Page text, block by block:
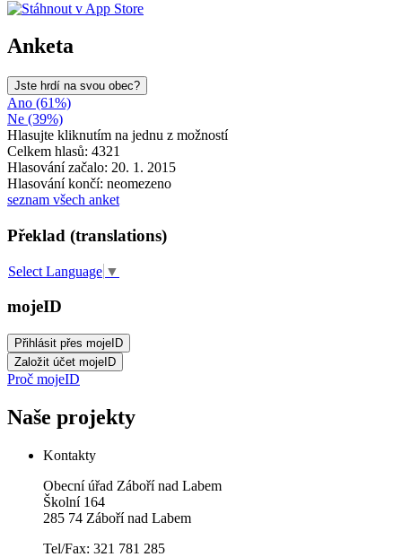
Anketa
Jste hrdí na svou obec?
Ano (61%)
Ne (39%)
Hlasujte kliknutím na jednu z možností
Celkem hlasů: 4321
Hlasování začalo: 20. 1. 2015
Hlasování končí: neomezeno
seznam všech anket
Překlad (translations)
Select Language ▼
mojeID
Proč mojeID
Naše projekty
Kontakty
Obecní úřad Záboří nad Labem
Školní 164
285 74 Záboří nad Labem
Tel/Fax: 321 781 285